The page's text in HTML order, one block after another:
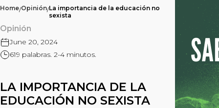
Home/Opinión/La importancia de la educación no
sexista
Opinión
June 20, 2024
619 palabras. 2-4 minutos.
LA IMPORTANCIA DE LA
EDUCACIÓN NO SEXISTA